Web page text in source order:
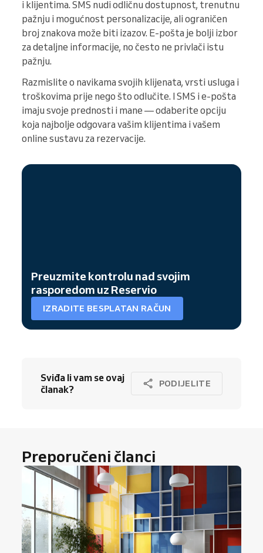
i klijentima. SMS nudi odličnu dostupnost, trenutnu
pažnju i mogućnost personalizacije, ali ograničen
broj znakova može biti izazov. E-pošta je bolji izbor
za detaljne informacije, no često ne privlači istu
pažnju.
Razmislite o navikama svojih klijenata, vrsti usluga i
troškovima prije nego što odlučite. I SMS i e-pošta
imaju svoje prednosti i mane — odaberite opciju
koja najbolje odgovara vašim klijentima i vašem
online sustavu za rezervacije.
Preuzmite kontrolu nad svojim
rasporedom uz Reservio
IZRADITE BESPLATAN RAČUN
Sviđa li vam se ovaj
članak?
PODIJELITE
Preporučeni članci